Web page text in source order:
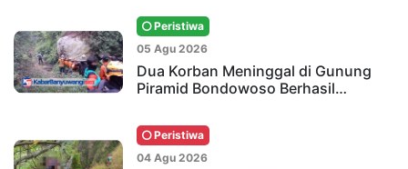
Peristiwa
05 Agu 2026
Dua Korban Meninggal di Gunung
Piramid Bondowoso Berhasil…
Peristiwa
04 Agu 2026